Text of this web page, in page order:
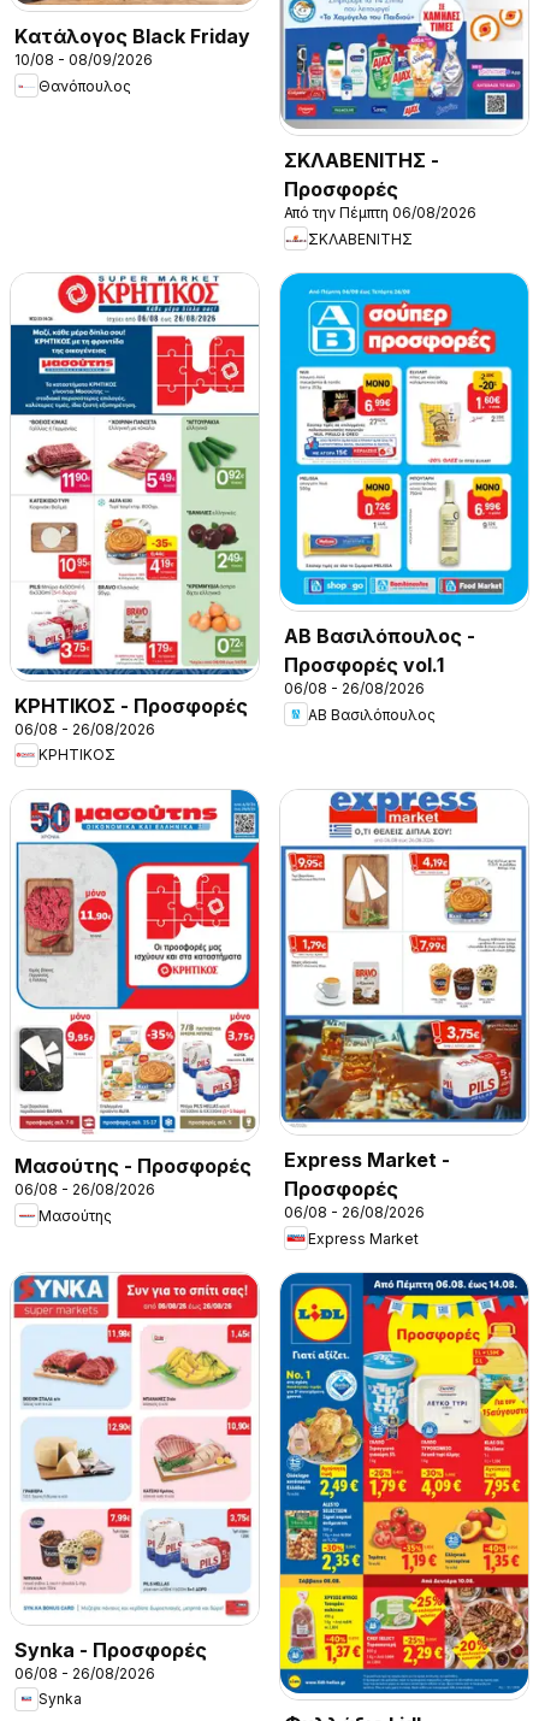
Kατάλογος Black Friday
10/08 - 08/09/2026
Θανόπουλος
ΣΚΛΑΒΕΝΙΤΗΣ -
Προσφορές
Από την Πέμπτη 06/08/2026
ΣΚΛΑΒΕΝΙΤΗΣ
ΚΡΗΤΙΚΟΣ - Προσφορές
06/08 - 26/08/2026
ΚΡΗΤΙΚΟΣ
ΑΒ Βασιλόπουλος -
Προσφορές vol.1
06/08 - 26/08/2026
ΑΒ Βασιλόπουλος
Μασούτης - Προσφορές
06/08 - 26/08/2026
Μασούτης
Express Market -
Προσφορές
06/08 - 26/08/2026
Express Market
Synka - Προσφορές
06/08 - 26/08/2026
Synka